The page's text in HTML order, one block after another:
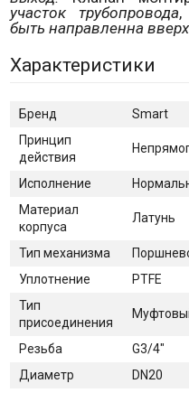
участок трубопровода,
быть направленна
Характеристики
Бренд
Smart
Принцип
действия
Исполнение
Материал
корпуса
Латунь
Тип механизма
Уплотнение
PTFE
Тип
присоединения
Резьба
G3/4"
Диаметр
DN20